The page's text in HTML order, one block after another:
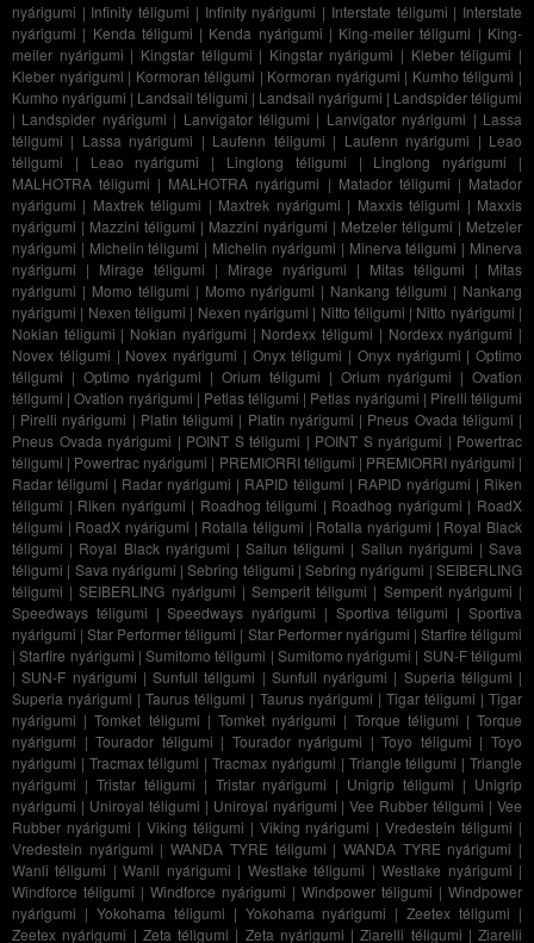
nyárigumi | Infinity téligumi | Infinity nyárigumi | Interstate téligumi | Interstate
nyárigumi | Kenda téligumi | Kenda nyárigumi | King-meiler téligumi | King-
meiler nyárigumi | Kingstar téligumi | Kingstar nyárigumi | Kleber téligumi |
Kleber nyárigumi | Kormoran téligumi | Kormoran nyárigumi | Kumho téligumi |
Kumho nyárigumi | Landsail téligumi | Landsail nyárigumi | Landspider téligumi
| Landspider nyárigumi | Lanvigator téligumi | Lanvigator nyárigumi | Lassa
téligumi | Lassa nyárigumi | Laufenn téligumi | Laufenn nyárigumi | Leao
téligumi | Leao nyárigumi | Linglong téligumi | Linglong nyárigumi |
MALHOTRA téligumi | MALHOTRA nyárigumi | Matador téligumi | Matador
nyárigumi | Maxtrek téligumi | Maxtrek nyárigumi | Maxxis téligumi | Maxxis
nyárigumi | Mazzini téligumi | Mazzini nyárigumi | Metzeler téligumi | Metzeler
nyárigumi | Michelin téligumi | Michelin nyárigumi | Minerva téligumi | Minerva
nyárigumi | Mirage téligumi | Mirage nyárigumi | Mitas téligumi | Mitas
nyárigumi | Momo téligumi | Momo nyárigumi | Nankang téligumi | Nankang
nyárigumi | Nexen téligumi | Nexen nyárigumi | Nitto téligumi | Nitto nyárigumi |
Nokian téligumi | Nokian nyárigumi | Nordexx téligumi | Nordexx nyárigumi |
Novex téligumi | Novex nyárigumi | Onyx téligumi | Onyx nyárigumi | Optimo
téligumi | Optimo nyárigumi |Orium téligumi | Orium nyárigumi |Ovation
téligumi |Ovation nyárigumi | Petlas téligumi | Petlas nyárigumi | Pirelli téligumi
| Pirelli nyárigumi | Platin téligumi | Platin nyárigumi | Pneus Ovada téligumi |
Pneus Ovada nyárigumi | POINT S téligumi | POINT S nyárigumi | Powertrac
téligumi | Powertrac nyárigumi | PREMIORRI téligumi | PREMIORRI nyárigumi |
Radar téligumi | Radar nyárigumi | RAPID téligumi | RAPID nyárigumi | Riken
téligumi | Riken nyárigumi | Roadhog téligumi | Roadhog nyárigumi | RoadX
téligumi | RoadX nyárigumi | Rotalla téligumi | Rotalla nyárigumi | Royal Black
téligumi | Royal Black nyárigumi |Sailun téligumi | Sailun nyárigumi |Sava
téligumi | Sava nyárigumi |Sebring téligumi |Sebring nyárigumi |SEIBERLING
téligumi |SEIBERLING nyárigumi |Semperit téligumi | Semperit nyárigumi |
Speedways téligumi |Speedways nyárigumi | Sportiva téligumi |Sportiva
nyárigumi |Star Performer téligumi | Star Performer nyárigumi | Starfire téligumi
|Starfire nyárigumi |Sumitomo téligumi | Sumitomo nyárigumi | SUN-F téligumi
|SUN-F nyárigumi | Sunfull téligumi | Sunfull nyárigumi | Superia téligumi |
Superia nyárigumi |Taurus téligumi | Taurus nyárigumi | Tigar téligumi |Tigar
nyárigumi |Tomket téligumi | Tomket nyárigumi | Torque téligumi |Torque
nyárigumi |Tourador téligumi | Tourador nyárigumi |Toyo téligumi |Toyo
nyárigumi | Tracmax téligumi |Tracmax nyárigumi | Triangle téligumi |Triangle
nyárigumi | Tristar téligumi | Tristar nyárigumi | Unigrip téligumi | Unigrip
nyárigumi | Uniroyal téligumi | Uniroyal nyárigumi |Vee Rubber téligumi |Vee
Rubber nyárigumi | Viking téligumi | Viking nyárigumi |Vredestein téligumi |
Vredestein nyárigumi |WANDA TYRE téligumi | WANDA TYRE nyárigumi |
Wanli téligumi |Wanli nyárigumi | Westlake téligumi |Westlake nyárigumi |
Windforce téligumi | Windforce nyárigumi | Windpower téligumi | Windpower
nyárigumi | Yokohama téligumi | Yokohama nyárigumi |Zeetex téligumi |
Zeetex nyárigumi | Zeta téligumi | Zeta nyárigumi |Ziarelli téligumi | Ziarelli